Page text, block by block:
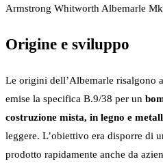
Armstrong Whitworth Albemarle
Origine e sviluppo
Le origini dell’Albemarle risalgono
emise la specifica B.9/38 per un
costruzione mista, in legno e
leggere. L’obiettivo era disporre di
prodotto rapidamente anche da